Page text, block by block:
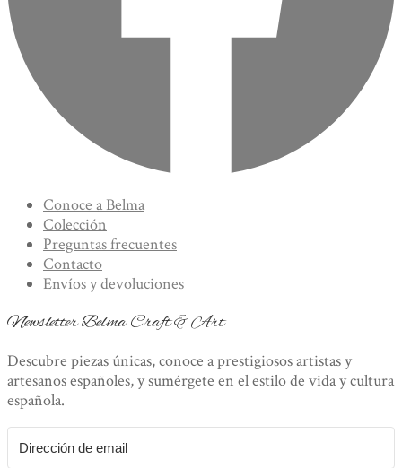
Conoce a Belma
Colección
Preguntas frecuentes
Contacto
Envíos y devoluciones
Newsletter Belma Craft & Art
Descubre piezas únicas, conoce a prestigiosos artistas y
artesanos españoles, y sumérgete en el estilo de vida y cultura
española.